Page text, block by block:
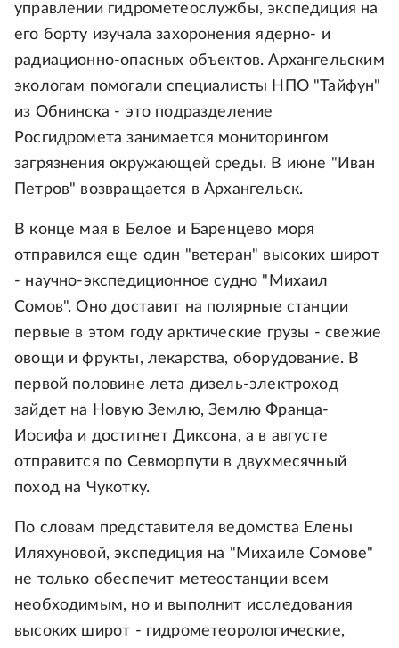
управлении гидрометеослужбы, экспедиция на
его борту изучала захоронения ядерно- и
радиационно-опасных объектов. Архангельским
экологам помогали специалисты НПО "Тайфун"
из Обнинска - это подразделение
Росгидромета занимается мониторингом
загрязнения окружающей среды. В июне "Иван
Петров" возвращается в Архангельск.
В конце мая в Белое и Баренцево моря
отправился еще один "ветеран" высоких широт
- научно-экспедиционное судно "Михаил
Сомов". Оно доставит на полярные станции
первые в этом году арктические грузы - свежие
овощи и фрукты, лекарства, оборудование. В
первой половине лета дизель-электроход
зайдет на Новую Землю, Землю Франца-
Иосифа и достигнет Диксона, а в августе
отправится по Севморпути в двухмесячный
поход на Чукотку.
По словам представителя ведомства Елены
Иляхуновой, экспедиция на "Михаиле Сомове"
не только обеспечит метеостанции всем
необходимым, но и выполнит исследования
высоких широт - гидрометеорологические,